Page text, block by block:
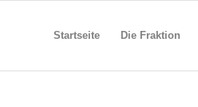
Startseite Die Fraktion